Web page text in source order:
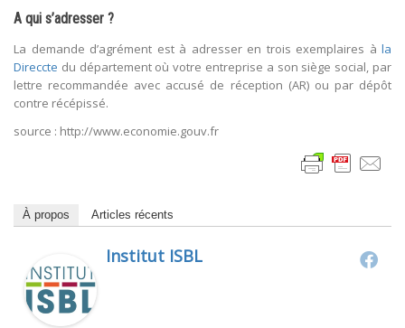
A qui s’adresser ?
La demande d’agrément est à adresser en trois exemplaires à la
Direccte du département où votre entreprise a son siège social, par
lettre recommandée avec accusé de réception (AR) ou par dépôt
contre récépissé.
source : http://www.economie.gouv.fr
À propos Articles récents
Institut ISBL